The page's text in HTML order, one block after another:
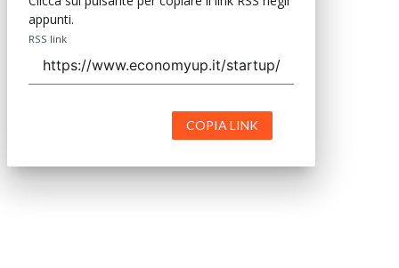
appunti.
RSS link
COPIA LINK